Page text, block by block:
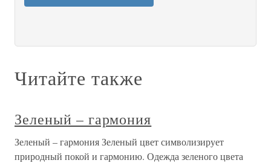
Читайте также
Зеленый – гармония
Зеленый – гармония Зеленый цвет символизирует
природный покой и гармонию. Одежда зеленого цвета